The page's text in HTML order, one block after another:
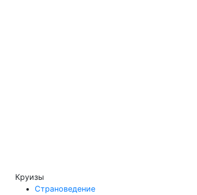
Круизы
Страноведение